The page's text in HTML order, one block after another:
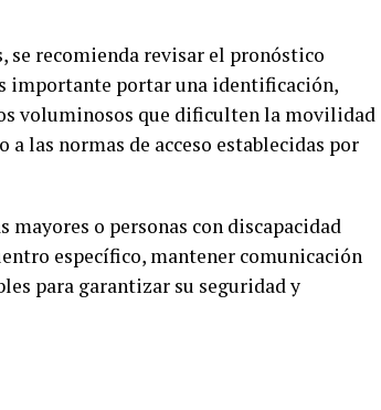
se recomienda revisar el pronóstico
importante portar una identificación,
voluminosos que dificulten la movilidad
las normas de acceso establecidas por
mayores o personas con discapacidad
específico, mantener comunicación
para garantizar su seguridad y